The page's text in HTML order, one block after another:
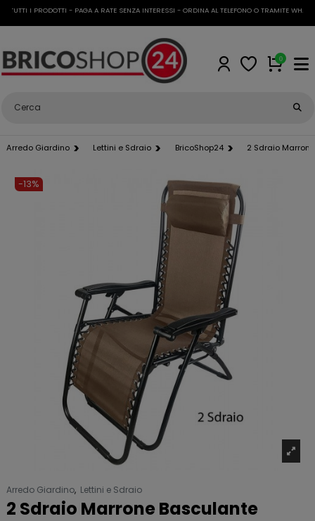
I PRODOTTI - PAGA A RATE SENZA INTERESSI - ORDINA AL TELEFONO O TRAMITE
0
Arredo Giardino Lettini e Sdraio BricoShop24 2 Sdraio
-13%
Arredo Giardino, Lettini e Sdraio
2 Sdraio Marrone Basculante